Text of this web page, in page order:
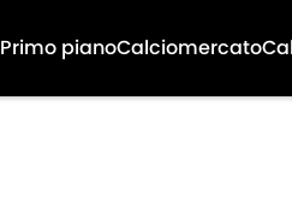
Primo pianoCalciomercato